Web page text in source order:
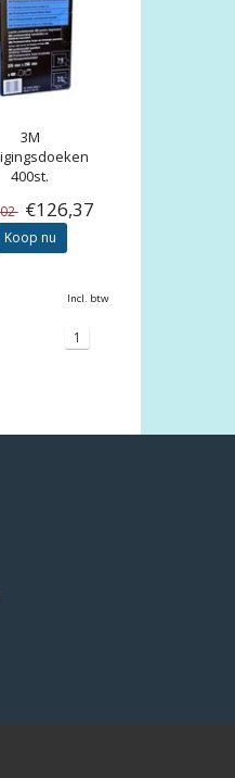
3M
400st.
€126,37
Koop nu
Incl. btw
1